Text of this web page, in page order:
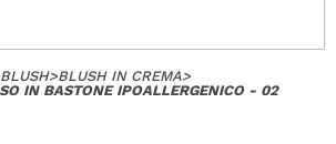
BLUSH>BLUSH IN CREMA>
IN BASTONE IPOALLERGENICO - 02